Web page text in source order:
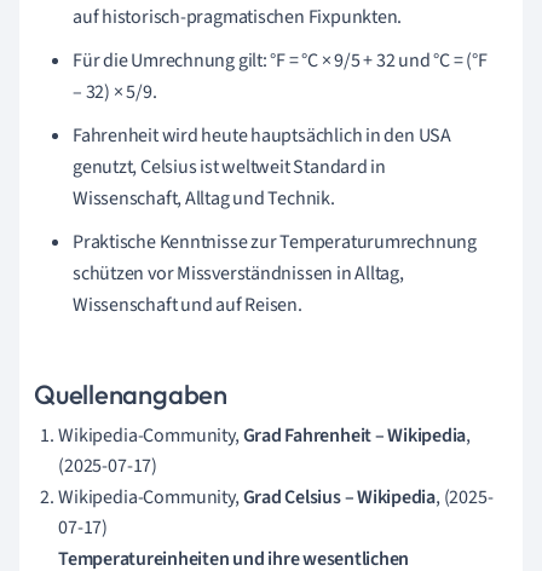
auf historisch-pragmatischen Fixpunkten.
Für die Umrechnung gilt: °F = °C × 9/5 + 32 und °C = (°F
– 32) × 5/9.
Fahrenheit wird heute hauptsächlich in den USA
genutzt, Celsius ist weltweit Standard in
Wissenschaft, Alltag und Technik.
Praktische Kenntnisse zur Temperaturumrechnung
schützen vor Missverständnissen in Alltag,
Wissenschaft und auf Reisen.
Quellenangaben
Wikipedia-Community,Grad Fahrenheit – Wikipedia,
(2025-07-17)
Wikipedia-Community,Grad Celsius – Wikipedia, (2025-
07-17)
Temperatureinheiten und ihre wesentlichen